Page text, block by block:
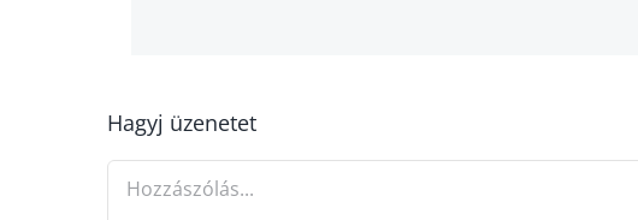
Hagyj üzenetet